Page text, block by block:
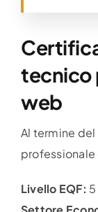
tecnico
web
Al termine
professionale
Livello EQF: 5